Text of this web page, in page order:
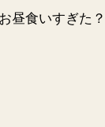
昼食いすぎた